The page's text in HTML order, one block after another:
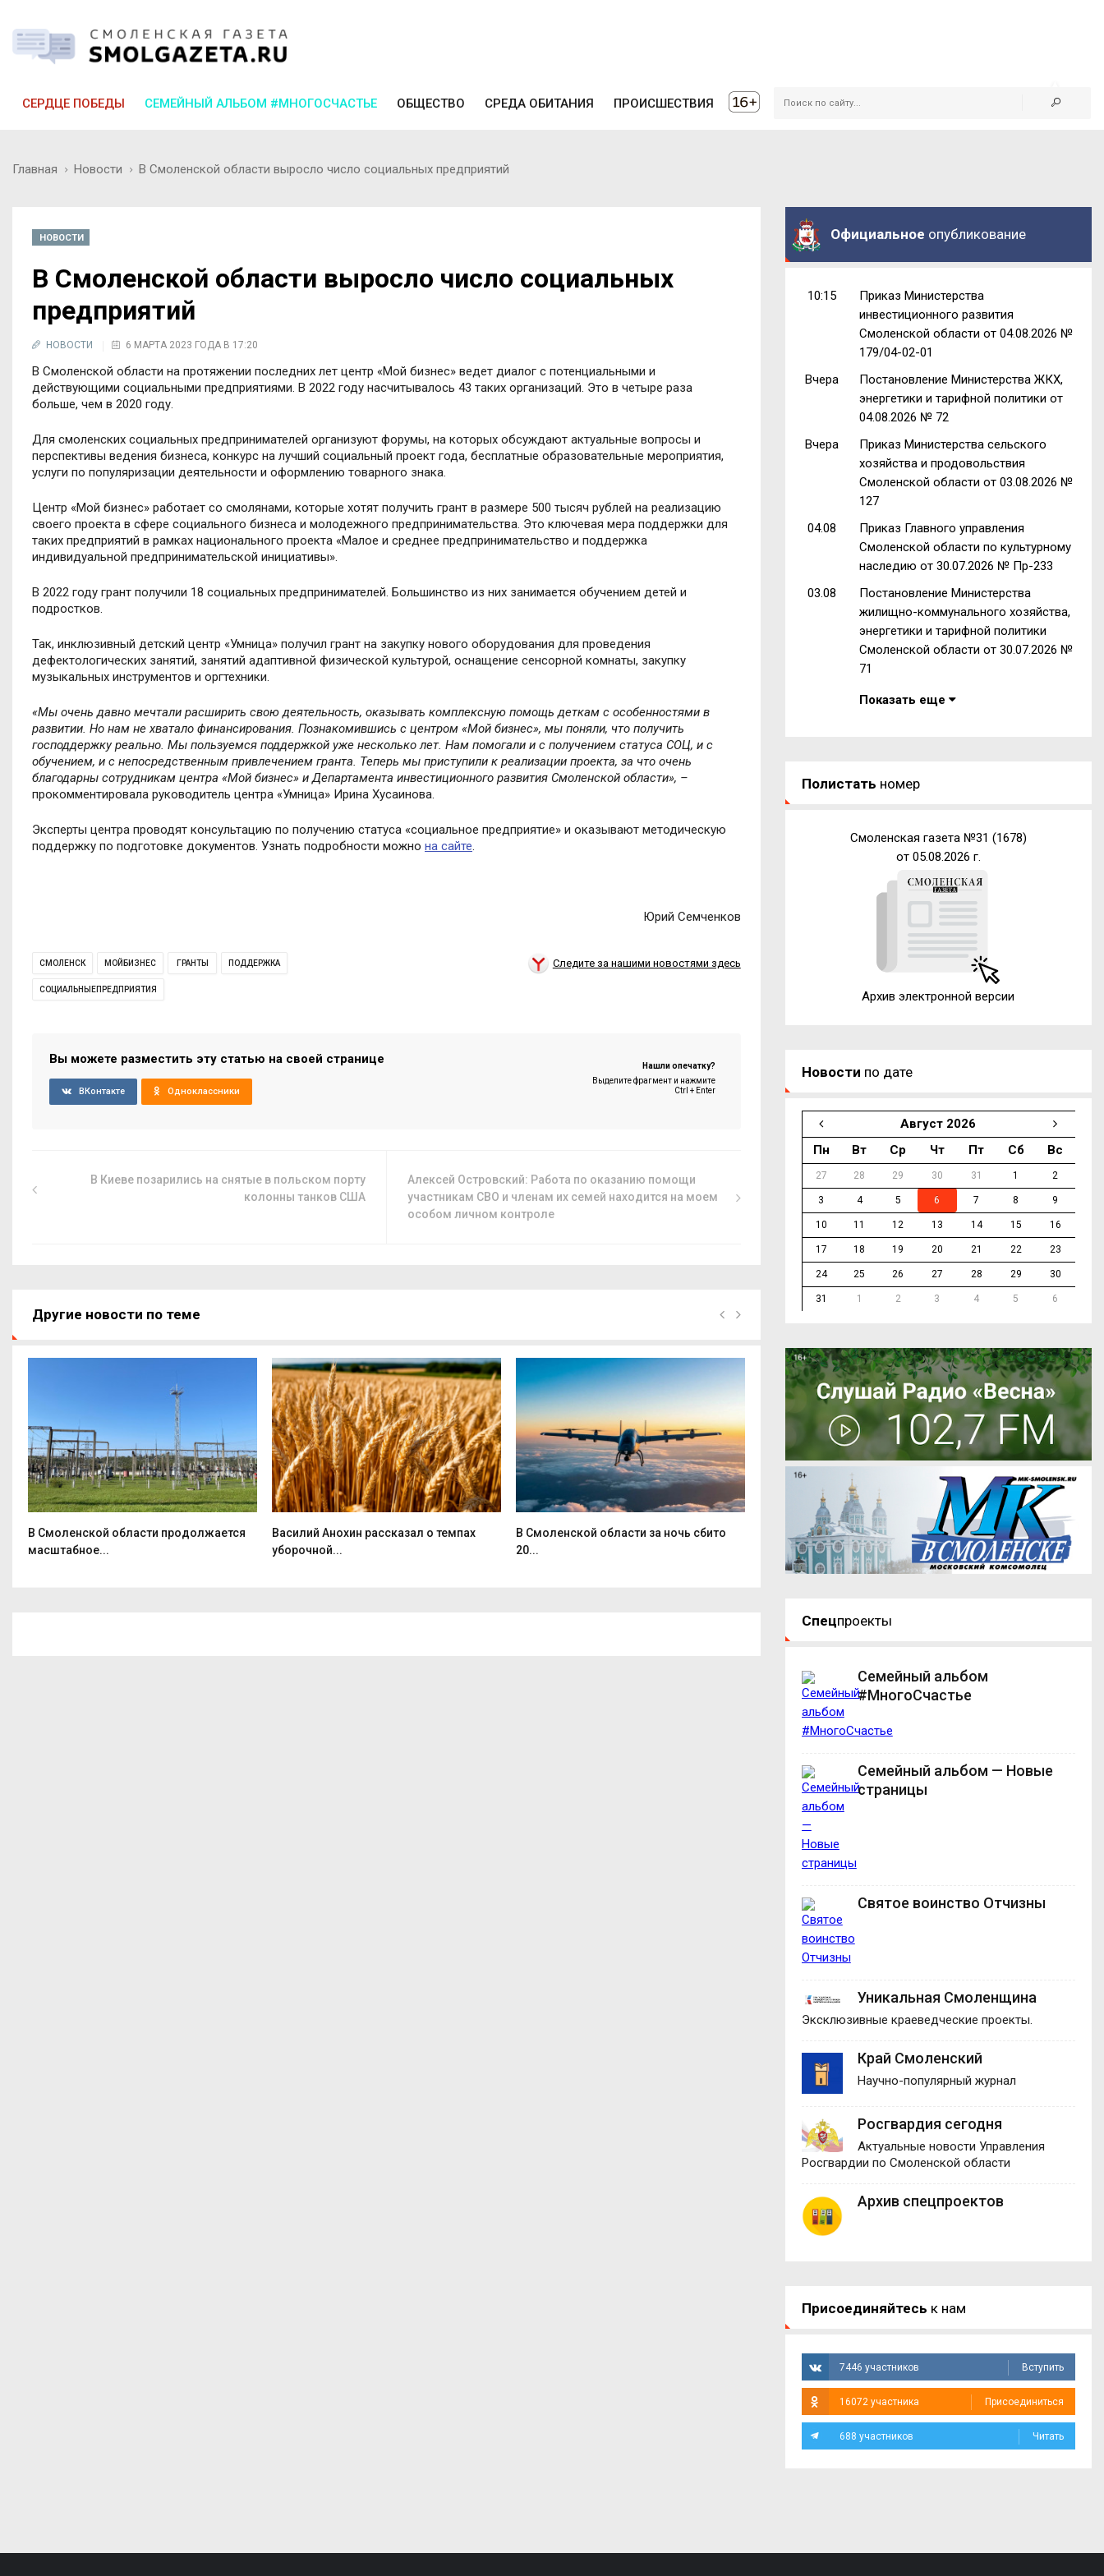
СЕРДЦЕ ПОБЕДЫ СЕМЕЙНЫЙ АЛЬБОМ #МНОГОСЧАСТЬЕ ОБЩЕСТВО СРЕДА ОБИТАНИЯ ПРОИСШЕСТВИЯ
Главная Новости В Смоленской области выросло число социальных предприятий
НОВОСТИ
В Смоленской области выросло число социальных
предприятий
НОВОСТИ 6 МАРТА 2023 ГОДА В 17:20
В Смоленской области на протяжении последних лет центр «Мой бизнес» ведет диалог с потенциальными и
действующими социальными предприятиями. В 2022 году насчитывалось 43 таких организаций. Это в четыре раза
больше, чем в 2020 году.
Для смоленских социальных предпринимателей организуют форумы, на которых обсуждают актуальные вопросы и
перспективы ведения бизнеса, конкурс на лучший социальный проект года, бесплатные образовательные мероприятия,
услуги по популяризации деятельности и оформлению товарного знака.
Центр «Мой бизнес» работает со смолянами, которые хотят получить грант в размере 500 тысяч рублей на реализацию
своего проекта в сфере социального бизнеса и молодежного предпринимательства. Это ключевая мера поддержки для
таких предприятий в рамках национального проекта «Малое и среднее предпринимательство и поддержка
индивидуальной предпринимательской инициативы».
В 2022 году грант получили 18 социальных предпринимателей. Большинство из них занимается обучением детей и
подростков.
Так, инклюзивный детский центр «Умница» получил грант на закупку нового оборудования для проведения
дефектологических занятий, занятий адаптивной физической культурой, оснащение сенсорной комнаты, закупку
музыкальных инструментов и оргтехники.
«Мы очень давно мечтали расширить свою деятельность, оказывать комплексную помощь деткам с особенностями в
развитии. Но нам не хватало финансирования. Познакомившись с центром «Мой бизнес», мы поняли, что получить
господдержку реально. Мы пользуемся поддержкой уже несколько лет. Нам помогали и с получением статуса СОЦ, и с
обучением, и с непосредственным привлечением гранта. Теперь мы приступили к реализации проекта, за что очень
благодарны сотрудникам центра «Мой бизнес» и Департамента инвестиционного развития Смоленской области», –
прокомментировала руководитель центра «Умница» Ирина Хусаинова.
Эксперты центра проводят консультацию по получению статуса «социальное предприятие» и оказывают методическую
поддержку по подготовке документов. Узнать подробности можно на сайте.
Юрий Семченков
СМОЛЕНСК МОЙБИЗНЕС ГРАНТЫ ПОДДЕРЖКА
СОЦИАЛЬНЫЕПРЕДПРИЯТИЯ
Следите за нашими новостями здесь
Вы можете разместить эту статью на своей странице
ВКонтакте Одноклассники
Нашли опечатку?
Выделите фрагмент и нажмите
Ctrl + Enter
В Киеве позарились на снятые в польском порту
колонны танков США
Алексей Островский: Работа по оказанию помощи
участникам СВО и членам их семей находится на моем
особом личном контроле
Другие новости по теме
В Смоленской области продолжается
масштабное...
Василий Анохин рассказал о темпах
уборочной...
В Смоленской области за ночь сбито
20...
В Смоленске изменилась схема
движения...
Виктор Титов:
контракту –...
Официальное опубликование
10:15
Приказ Министерства
инвестиционного развития
Смоленской области от 04.08.2026 №
179/04-02-01
Вчера
Постановление Министерства ЖКХ,
энергетики и тарифной политики от
04.08.2026 № 72
Вчера
Приказ Министерства сельского
хозяйства и продовольствия
Смоленской области от 03.08.2026 №
127
04.08
Приказ Главного управления
Смоленской области по культурному
наследию от 30.07.2026 № Пр-233
03.08
Постановление Министерства
жилищно-коммунального хозяйства,
энергетики и тарифной политики
Смоленской области от 30.07.2026 №
71
Показать еще
Полистать номер
Смоленская газета №31 (1678)
от 05.08.2026 г.
Архив электронной версии
Новости по дате
Август 2026
Пн
Вт Ср Чт Пт Сб Вс
27 28 29 30 31 1 2
3 4 5 6 7 8 9
10 11 12 13 14 15 16
17 18 19 20 21 22 23
24 25 26 27 28 29 30
31 1 2 3 4 5 6
Спецпроекты
Семейный альбом
#МногоСчастье
Семейный альбом — Новые
страницы
Святое воинство Отчизны
Уникальная Смоленщина
Эксклюзивные краеведческие проекты.
Край Смоленский
Научно-популярный журнал
Росгвардия сегодня
Актуальные новости Управления
Росгвардии по Смоленской области
Архив спецпроектов
Присоединяйтесь к нам
7446 участников Вступить
16072 участника Присоединиться
688 участников Читать